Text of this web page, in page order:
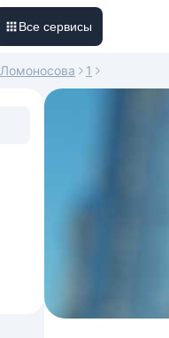
Все сервисы
Ломоносова 1